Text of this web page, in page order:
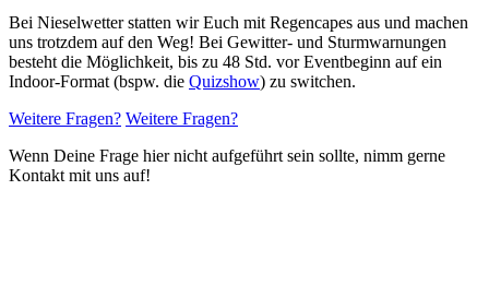
Bei Nieselwetter statten wir Euch mit Regencapes aus und machen
uns trotzdem auf den Weg! Bei Gewitter- und Sturmwarnungen
besteht die Möglichkeit, bis zu 48 Std. vor Eventbeginn auf ein
Indoor-Format (bspw. die Quizshow) zu switchen.
Weitere Fragen? Weitere Fragen?
Wenn Deine Frage hier nicht aufgeführt sein sollte, nimm gerne
Kontakt mit uns auf!